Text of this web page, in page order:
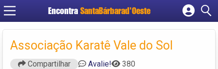
Encontra SantaBárbarad'Oeste
Cadastrar empresa
Criar conta
Associação Karatê Vale do Sol
Compartilhar Avalie! 380